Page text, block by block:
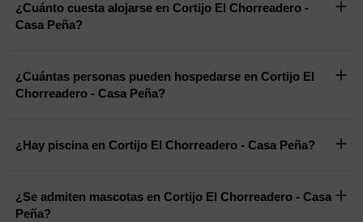
¿Cuánto cuesta alojarse en Cortijo El Chorreadero -
Casa Peña?
¿Cuántas personas pueden hospedarse en Cortijo El
Chorreadero - Casa Peña?
¿Hay piscina en Cortijo El Chorreadero - Casa Peña?
¿Se admiten mascotas en Cortijo El Chorreadero - Casa
Peña?